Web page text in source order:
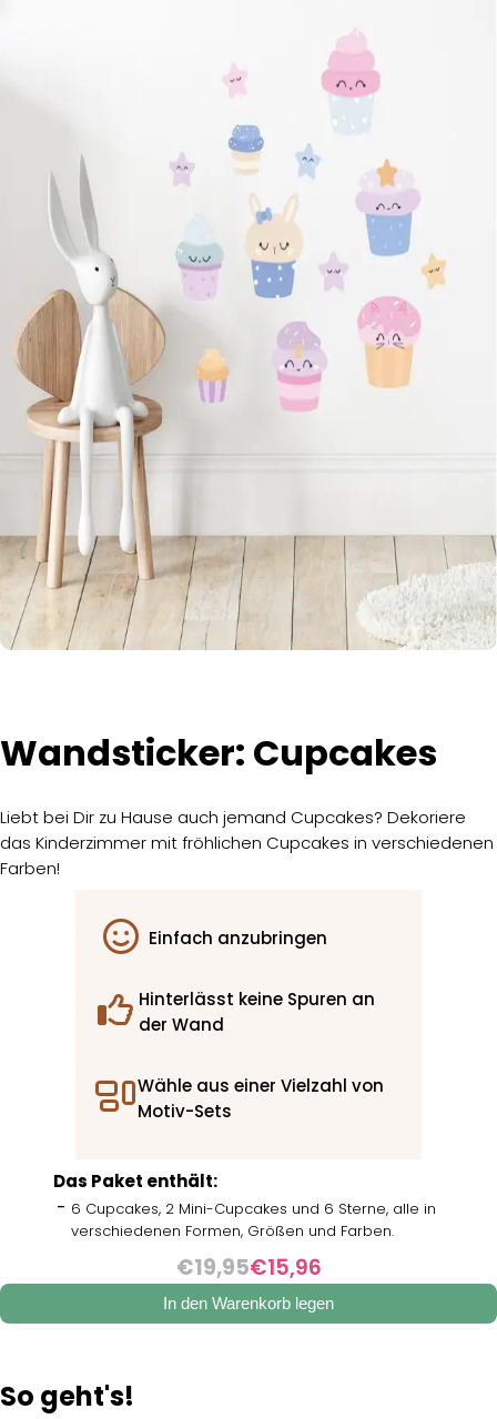
Wandsticker: Cupcakes
Liebt bei Dir zu Hause auch jemand Cupcakes? Dekoriere
das Kinderzimmer mit fröhlichen Cupcakes in verschiedenen
Farben!
Einfach anzubringen
Hinterlässt keine Spuren an
der Wand
Wähle aus einer Vielzahl von
Motiv-Sets
Das Paket enthält:
6 Cupcakes, 2 Mini-Cupcakes und 6 Sterne, alle in
verschiedenen Formen, Größen und Farben.
€19,95€15,96
In den Warenkorb legen
So geht's!